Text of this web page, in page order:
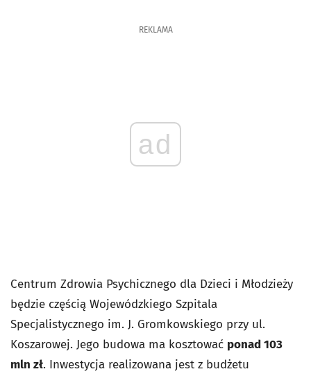
REKLAMA
ad
Centrum Zdrowia Psychicznego dla Dzieci i Młodzieży
będzie częścią Wojewódzkiego Szpitala
Specjalistycznego im. J. Gromkowskiego przy ul.
Koszarowej. Jego budowa ma kosztować ponad 103
mln zł. Inwestycja realizowana jest z budżetu